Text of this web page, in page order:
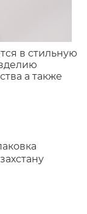
в стильную
а также